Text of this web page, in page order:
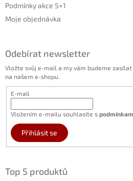
Podmínky akce 5+1
Moje objednávka
Odebírat newsletter
Vložte svůj e-mail a my vám budeme
na našem e-shopu.
E-mail
Vložením e-mailu souhlasíte s
Přihlásit se
Top 5 produktů